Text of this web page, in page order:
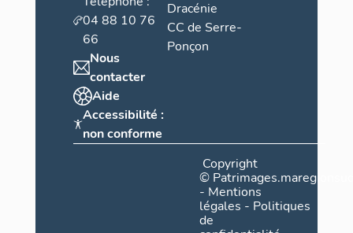
04 88 10 76
66
Nous
contacter
Aide
Accessibilité :
non conforme
Dracénie
CC de Serre-
Ponçon
Copyright
©
- Mentions
légales - Politiques
de